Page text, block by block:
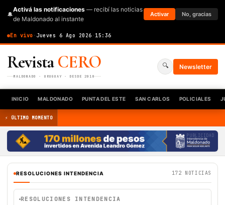
🔔
Activá las notificaciones — recibí las noticias
de Maldonado al instante
Activar No, gracias
En vivo · Jueves 6 Ago 2026 · 15:36
RevistaCERO
MALDONADO · URUGUAY · DESDE 2010
🔍 Newsletter
INICIO MALDONADO PUNTA DEL ESTE SAN CARLOS POLICIALES
⚡ ÚLTIMO MOMENTO
PUBLICIDAD
RESOLUCIONES INTENDENCIA 172 NOTICIAS
RESOLUCIONES INTENDENCIA